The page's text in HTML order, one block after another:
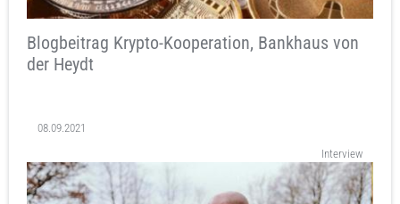
Blogbeitrag Krypto-Kooperation, Bankhaus von
der Heydt
08.09.2021
Interview